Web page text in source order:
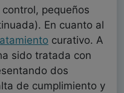
pequeños
En cuanto al
curativo. A
sido tratada con
dos
de cumplimiento y